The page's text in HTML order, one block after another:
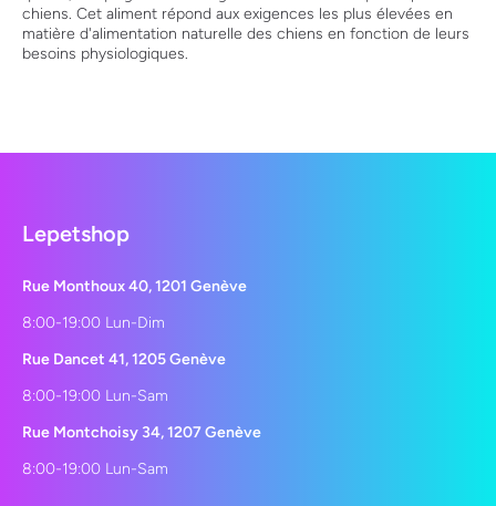
chiens. Cet aliment répond aux exigences les plus élevées en
matière d'alimentation naturelle des chiens en fonction de leurs
besoins physiologiques.
Lepetshop
Rue Monthoux 40, 1201 Genève
8:00-19:00 Lun-Dim
Rue Dancet 41, 1205 Genève
8:00-19:00 Lun-Sam
Rue Montchoisy 34, 1207 Genève
8:00-19:00 Lun-Sam